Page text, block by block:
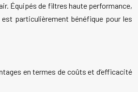
Équipés de filtres haute performance,
particulièrement bénéfique pour les
en termes de coûts et d’efficacité